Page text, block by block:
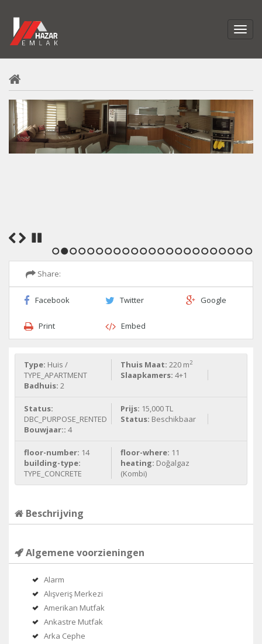
1 2 3 4 5 6 7 8 9 1011121314151617181920212223
Share:
Facebook Twitter Google
Print Embed
Type: Huis /
TYPE_APARTMENT
Thuis Maat: 220 m2
Slaapkamers: 4+1
Badhuis: 2
Status:
DBC_PURPOSE_RENTED
Prijs: 15,000 TL
Status: Beschikbaar
Bouwjaar:: 4
floor-number: 14 floor-where: 11
building-type:
TYPE_CONCRETE
heating: Doğalgaz
(Kombi)
Beschrijving
Algemene voorzieningen
Alarm
Alışveriş Merkezi
Amerikan Mutfak
Ankastre Mutfak
Arka Cephe